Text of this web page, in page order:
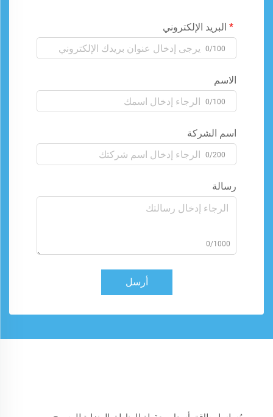
البريد الإلكتروني
0/100
الاسم
0/100
اسم الشركة
0/200
رسالة
0/1000
أرسل